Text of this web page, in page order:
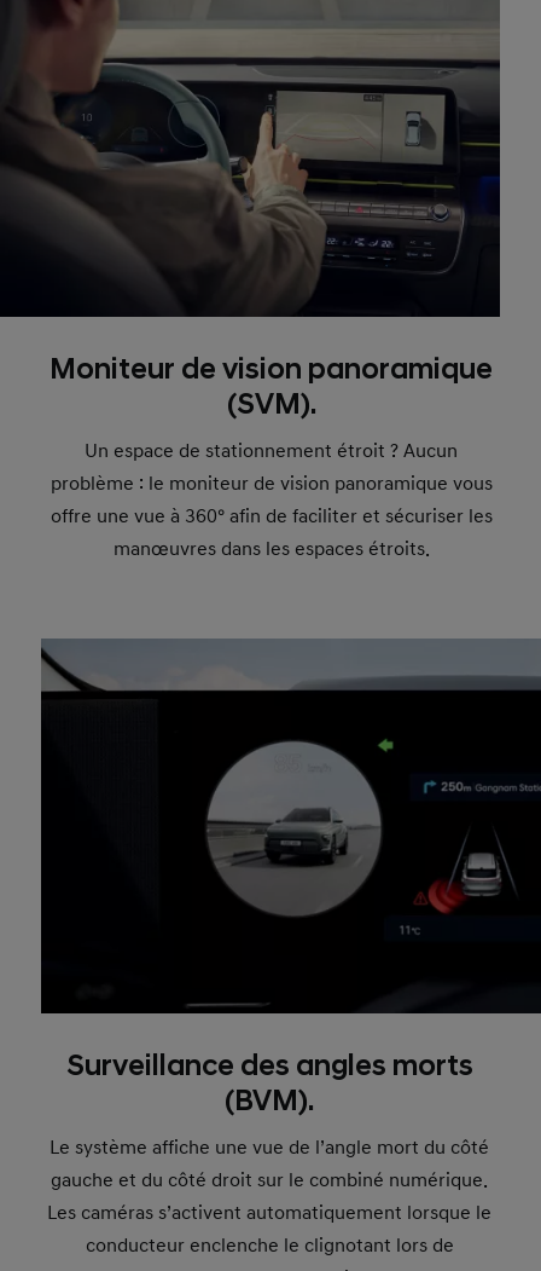
Moniteur de vision panoramique
(SVM).
Un espace de stationnement étroit ? Aucun
problème : le moniteur de vision panoramique vous
offre une vue à 360° afin de faciliter et sécuriser les
manœuvres dans les espaces étroits.
Surveillance des angles morts
(BVM).
Le système affiche une vue de l’angle mort du côté
gauche et du côté droit sur le combiné numérique.
Les caméras s’activent automatiquement lorsque le
conducteur enclenche le clignotant lors de